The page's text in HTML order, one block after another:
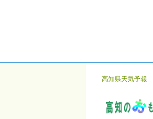
高知県天気予報